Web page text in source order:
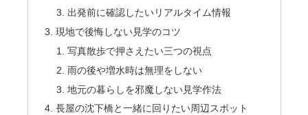
出発前に確認したいリアルタイム情報
現地で後悔しない見学のコツ
写真散歩で押さえたい三つの視点
雨の後や増水時は無理をしない
地元の暮らしを邪魔しない見学作法
長屋の沈下橋と一緒に回りたい周辺スポット